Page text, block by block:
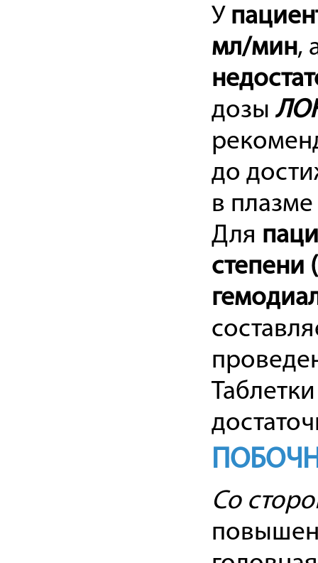
У
мл/мин,
дозы
до
в
Для
степени
Со